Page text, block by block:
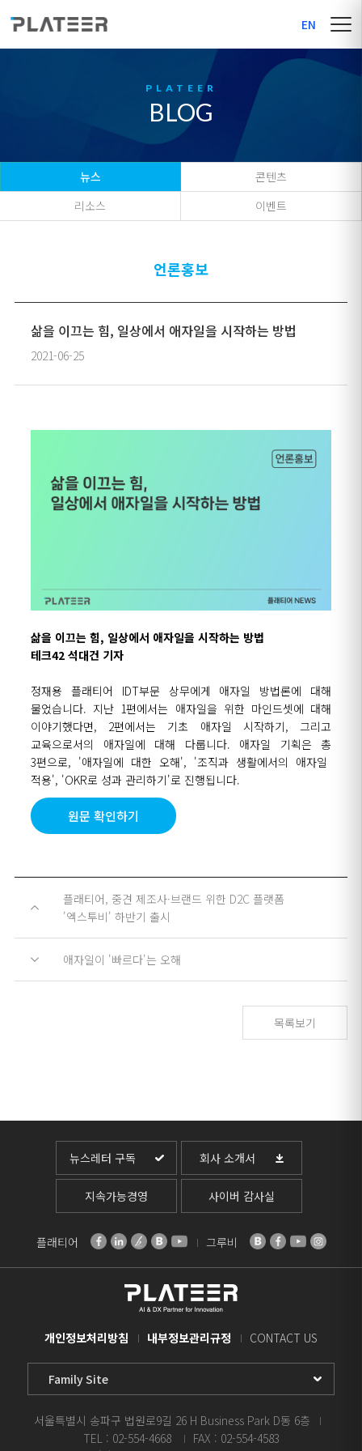
EN
BLOG
뉴스
콘텐츠
리소스
이벤트
언론홍보
삶을 이끄는 힘, 일상에서 애자일을 시작하는 방법
2021-06-25
삶을 이끄는 힘, 일상에서 애자일을 시작하는 방법
테크42 석대건 기자
정재용 플래티어 IDT부문 상무에게 애자일 방법론에 대해
물었습니다. 지난 1편에서는 애자일을 위한 마인드셋에 대해
이야기했다면, 2편에서는 기초 애자일 시작하기,그리고
교육으로서의 애자일에 대해 다룹니다. 애자일 기획은 총
3편으로, '애자일에 대한 오해', '조직과 생활에서의 애자일
적용', 'OKR로 성과 관리하기'로 진행됩니다.
원문 확인하기
플래티어, 중견 제조사·브랜드 위한 D2C 플랫폼
'엑스투비' 하반기 출시
애자일이 '빠르다'는 오해
목록보기
뉴스레터 구독 회사 소개서
지속가능경영 사이버 감사실
플래티어 그루비
개인정보처리방침 내부정보관리규정 CONTACT US
서울특별시 송파구 법원로9길 26 H Business Park D동 6층
TEL : 02-554-4668
FAX : 02-554-4583